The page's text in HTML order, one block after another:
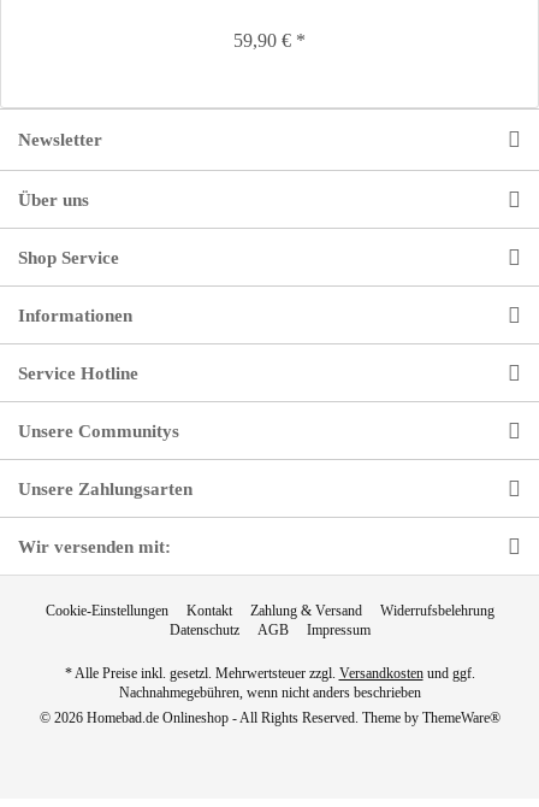
59,90 € *
Newsletter
Über uns
Shop Service
Informationen
Service Hotline
Unsere Communitys
Unsere Zahlungsarten
Wir versenden mit:
Cookie-Einstellungen Kontakt Zahlung & Versand
Widerrufsbelehrung
Datenschutz
AGB Impressum
* Alle Preise inkl. gesetzl. Mehrwertsteuer zzgl. Versandkostenund ggf.
Nachnahmegebühren, wenn nicht anders beschrieben
© 2026 Homebad.de Onlineshop - All Rights Reserved. Theme by ThemeWare®